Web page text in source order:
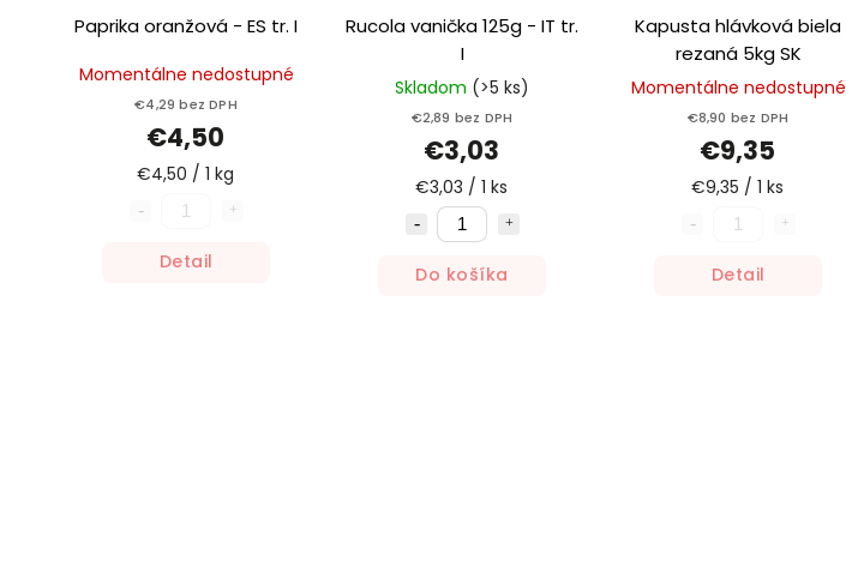
Paprika oranžová - ES tr. I
Momentálne nedostupné
€4,29 bez DPH
€4,50
€4,50 / 1 kg
Detail
Rucola vanička 125g - IT tr.
I
Skladom (>5 ks)
€2,89 bez DPH
€3,03
€3,03 / 1 ks
Do košíka
Kapusta hlávková biela
rezaná 5kg SK
Momentálne nedostupné
€8,90 bez DPH
€9,35
€9,35 / 1 ks
Detail